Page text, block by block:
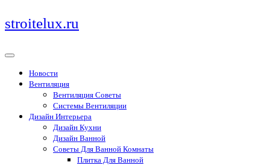
Перейти
к
stroitelux.ru
Новости
Вентиляция
Вентиляция Советы
Системы Вентиляции
Дизайн Интерьера
Дизайн Кухни
Дизайн Ванной
Советы Для Ванной Комнаты
Плитка Для Ванной